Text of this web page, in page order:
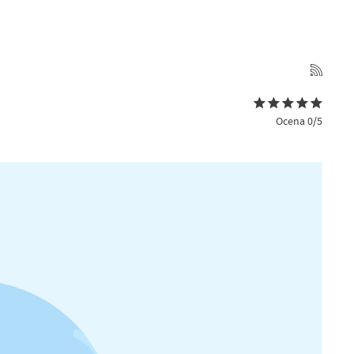
Ocena 0/5